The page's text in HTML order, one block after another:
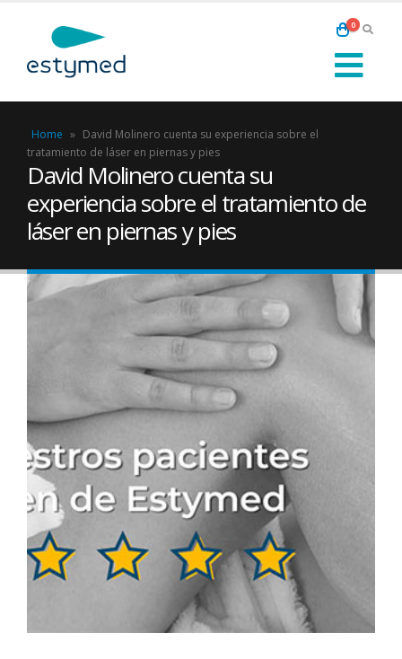
0
Home » David Molinero cuenta su experiencia sobre el
tratamiento de láser en piernas y pies
David Molinero cuenta su
experiencia sobre el tratamiento de
láser en piernas y pies